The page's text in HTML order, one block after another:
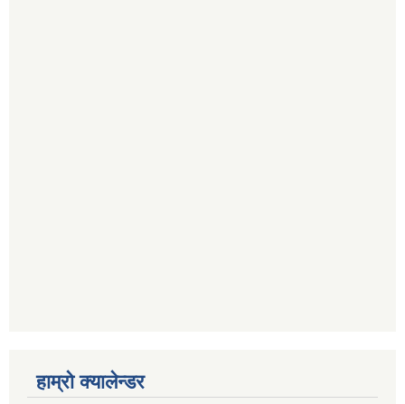
हाम्रो क्यालेन्डर